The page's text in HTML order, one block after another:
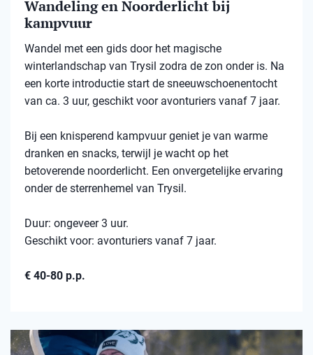
Wandeling en Noorderlicht bij
kampvuur
Wandel met een gids door het magische
winterlandschap van Trysil zodra de zon onder is. Na
een korte introductie start de sneeuwschoenentocht
van ca. 3 uur, geschikt voor avonturiers vanaf 7 jaar.
Bij een knisperend kampvuur geniet je van warme
dranken en snacks, terwijl je wacht op het
betoverende noorderlicht. Een onvergetelijke ervaring
onder de sterrenhemel van Trysil.
Duur: ongeveer 3 uur.
Geschikt voor: avonturiers vanaf 7 jaar.
€ 40-80 p.p.